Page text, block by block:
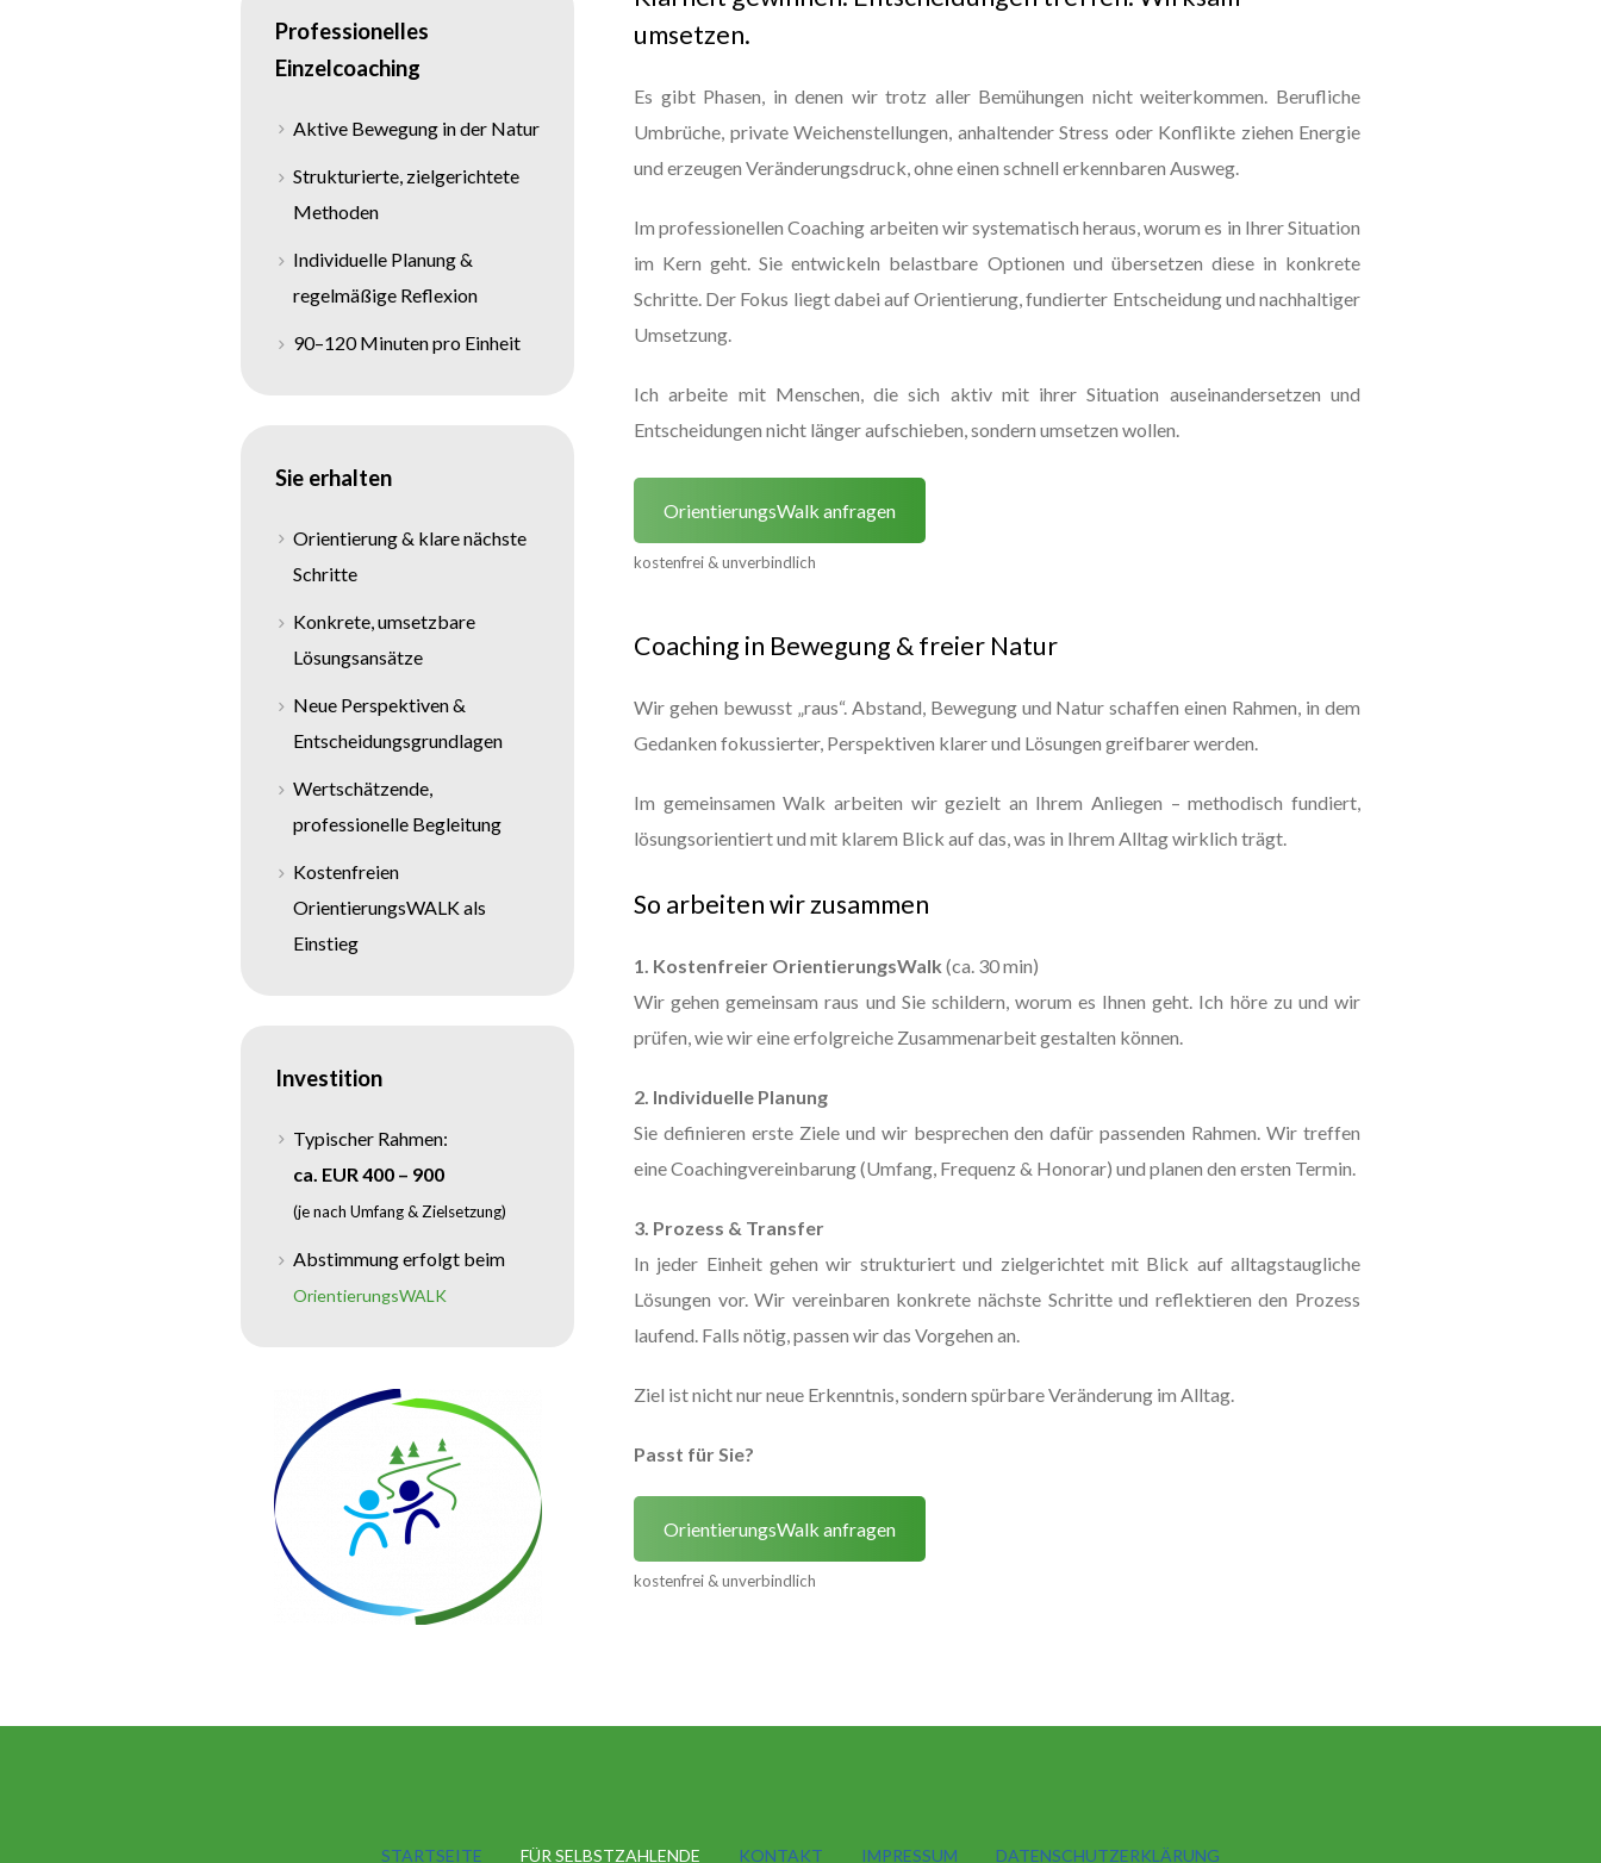
Professionelles
Einzelcoaching
Aktive Bewegung in der Natur
Strukturierte, zielgerichtete
Methoden
Individuelle Planung &
regelmäßige Reflexion
90–120 Minuten pro Einheit
Sie erhalten
Orientierung & klare nächste
Schritte
Konkrete, umsetzbare
Lösungsansätze
Neue Perspektiven &
Entscheidungsgrundlagen
Wertschätzende,
professionelle Begleitung
Kostenfreien
OrientierungsWALK als
Einstieg
Investition
Typischer Rahmen:
ca. EUR 400 – 900
(je nach Umfang & Zielsetzung)
Abstimmung erfolgt beim
OrientierungsWALK
umsetzen.
Es gibt Phasen, in denen wir trotz aller Bemühungen nicht weiterkommen. Berufliche
Umbrüche, private Weichenstellungen, anhaltender Stress oder Konflikte ziehen Energie
und erzeugen Veränderungsdruck, ohne einen schnell erkennbaren Ausweg.
Im professionellen Coaching arbeiten wir systematisch heraus, worum es in Ihrer Situation
im Kern geht. Sie entwickeln belastbare Optionen und übersetzen diese in konkrete
Schritte. Der Fokus liegt dabei auf Orientierung, fundierter Entscheidung und nachhaltiger
Umsetzung.
Ich arbeite mit Menschen, die sich aktiv mit ihrer Situation auseinandersetzen und
Entscheidungen nicht länger aufschieben, sondern umsetzen wollen.
OrientierungsWalk anfragen
kostenfrei & unverbindlich
Coaching in Bewegung & freier Natur
Wir gehen bewusst „raus“. Abstand, Bewegung und Natur schaffen einen Rahmen, in dem
Gedanken fokussierter, Perspektiven klarer und Lösungen greifbarer werden.
Im gemeinsamen Walk arbeiten wir gezielt an Ihrem Anliegen – methodisch fundiert,
lösungsorientiert und mit klarem Blick auf das, was in Ihrem Alltag wirklich trägt.
So arbeiten wir zusammen
1. Kostenfreier OrientierungsWalk (ca. 30 min)
Wir gehen gemeinsam raus und Sie schildern, worum es Ihnen geht. Ich höre zu und wir
prüfen, wie wir eine erfolgreiche Zusammenarbeit gestalten können.
2. Individuelle Planung
Sie definieren erste Ziele und wir besprechen den dafür passenden Rahmen. Wir treffen
eine Coachingvereinbarung (Umfang, Frequenz & Honorar) und planen den ersten Termin.
3. Prozess & Transfer
In jeder Einheit gehen wir strukturiert und zielgerichtet mit Blick auf alltagstaugliche
Lösungen vor. Wir vereinbaren konkrete nächste Schritte und reflektieren den Prozess
laufend. Falls nötig, passen wir das Vorgehen an.
Ziel ist nicht nur neue Erkenntnis, sondern spürbare Veränderung im Alltag.
Passt für Sie?
OrientierungsWalk anfragen
kostenfrei & unverbindlich
STARTSEITE FÜR SELBSTZAHLENDE KONTAKT IMPRESSUM DATENSCHUTZERKLÄRUNG